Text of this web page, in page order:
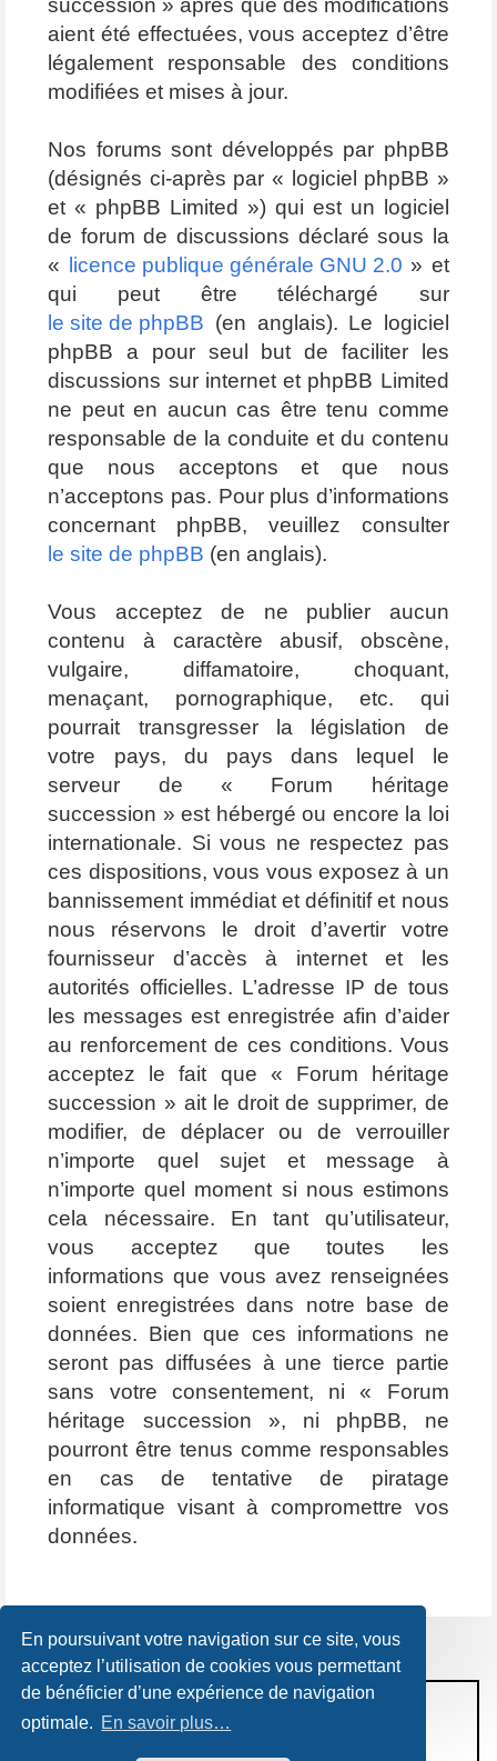
En poursuivant votre navigation sur ce site, vous
acceptez l’utilisation de cookies vous permettant
de bénéficier d’une expérience de navigation
optimale. En savoir plus…
succession » après que des modifications
aient été effectuées, vous acceptez d’être
légalement responsable des conditions
modifiées et mises à jour.
Nos forums sont développés par phpBB
(désignés ci-après par « logiciel phpBB »
et « phpBB Limited ») qui est un logiciel
de forum de discussions déclaré sous la
«
licence publique générale GNU 2.0 » et
qui peut être téléchargé sur
le site de phpBB (en anglais). Le logiciel
phpBB a pour seul but de faciliter les
discussions sur internet et phpBB Limited
ne peut en aucun cas être tenu comme
responsable de la conduite et du contenu
que nous acceptons et que nous
n’acceptons pas. Pour plus d’informations
concernant phpBB, veuillez consulter
le site de phpBB (en anglais).
Vous acceptez de ne publier aucun
contenu à caractère abusif, obscène,
vulgaire, diffamatoire, choquant,
menaçant, pornographique, etc. qui
pourrait transgresser la législation de
votre pays, du pays dans lequel le
serveur de « Forum héritage
succession » est hébergé ou encore la loi
internationale. Si vous ne respectez pas
ces dispositions, vous vous exposez à un
bannissement immédiat et définitif et nous
nous réservons le droit d’avertir votre
fournisseur d’accès à internet et les
autorités officielles. L’adresse IP de tous
les messages est enregistrée afin d’aider
au renforcement de ces conditions. Vous
acceptez le fait que « Forum héritage
succession » ait le droit de supprimer, de
modifier, de déplacer ou de verrouiller
n’importe quel sujet et message à
n’importe quel moment si nous estimons
cela nécessaire. En tant qu’utilisateur,
vous acceptez que toutes les
informations que vous avez renseignées
soient enregistrées dans notre base de
données. Bien que ces informations ne
seront pas diffusées à une tierce partie
sans votre consentement, ni « Forum
héritage succession », ni phpBB, ne
pourront être tenus comme responsables
en cas de tentative de piratage
informatique visant à compromettre vos
données.
CONDITIONS D’UTILISATION
POLITIQUE DE VIE PRIVÉE